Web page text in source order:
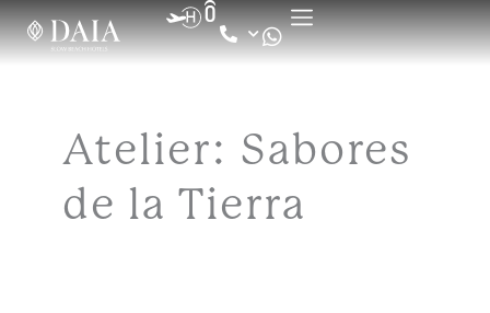
Ir
al
contenido
Atelier: Sabores
de la Tierra